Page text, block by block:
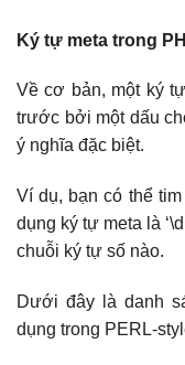
Ký tự meta trong
Về cơ bản, một ký
trước bởi một dấu
ý nghĩa đặc biệt.
Ví dụ, bạn có thể
dụng ký tự meta là
chuỗi ký tự số nào.
Dưới đây là danh
dụng trong PERL-